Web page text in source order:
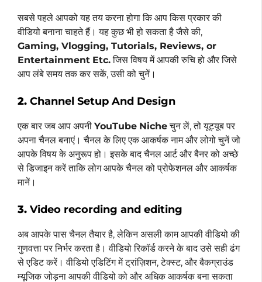
सबसे पहले आपको यह तय करना होगा कि आप किस प्रकार की
वीडियो बनाना चाहते हैं। यह कुछ भी हो सकता है जैसे की,
Gaming, Vlogging, Tutorials, Reviews, or
Entertainment Etc.जिस विषय में आपकी रुचि हो और जिसे
आप लंबे समय तक कर सकें, उसी को चुनें।
2. Channel Setup And Design
एक बार जब आप अपनी YouTube Nicheचुन लें, तो यूट्यूब पर
अपना चैनल बनाएं। चैनल के लिए एक आकर्षक नाम और लोगो चुनें जो
आपके विषय के अनुरूप हो। इसके बाद चैनल आर्ट और बैनर को अच्छे
से डिजाइन करें ताकि लोग आपके चैनल को प्रोफेशनल और आकर्षक
मानें।
3. Video recording and editing
अब आपके पास चैनल तैयार है, लेकिन असली काम आपकी वीडियो की
गुणवत्ता पर निर्भर करता है। वीडियो रिकॉर्ड करने के बाद उसे सही ढंग
से एडिट करें। वीडियो एडिटिंग में ट्रांज़िशन, टेक्स्ट, और बैकग्राउंड
म्यूजिक जोड़ना आपकी वीडियो को और अधिक आकर्षक बना सकता